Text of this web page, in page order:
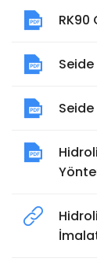
RK90
Seide
Seide